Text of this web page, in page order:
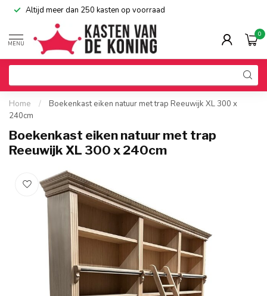
Altijd meer dan 250 kasten op voorraad
MENU
0
Home /
Boekenkast eiken natuur met trap Reeuwijk XL 300 x
240cm
Boekenkast eiken natuur met trap
Reeuwijk XL 300 x 240cm